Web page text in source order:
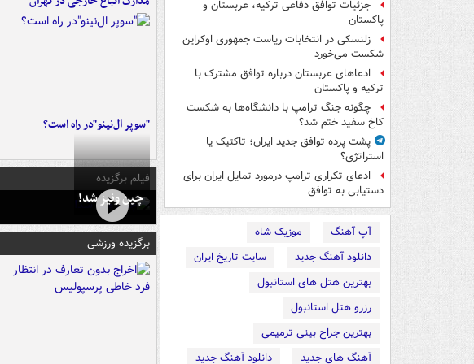
جزئیات توافق دفاعی ترکیه، عربستان و
پاکستان
زلنسکی در انتخابات ریاست جمهوری اوکراین
شکست می‌خورد
ادعاهای عربستان درباره توافق مشترک با
ترکیه و پاکستان
چگونه جنگ ترامپ با دانشگاه‌ها به شکست
کاخ سفید ختم شد؟
پشت پرده توافق جدید ایران؛ تاکتیک یا
استراتژی؟
ادعای تکراری ترامپ درمورد تمایل ایران برای
دستیابی به توافق
آپ آهنگ
موزیک شاه
دانلود آهنگ جدید
سایت تاریخ ایران
بهترین هتل های استانبول
رزرو هتل استانبول
بهترین جراح بینی ترمیمی
آهنگ های جدید
دانلود آهنگ جدید
"سوپر ال‌نینو"در راه است؟
فیلم برگزیده
چین ونیز شد!
برگزیده ورزشی